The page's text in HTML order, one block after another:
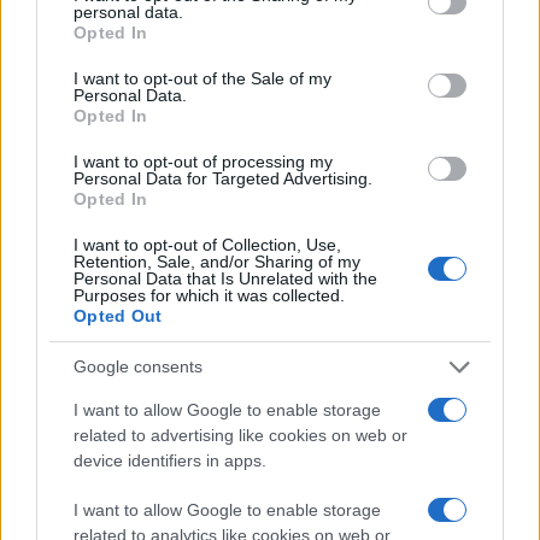
grant or deny consent to Google and its third-party tags to
use your data for below specified purposes in below Google
consent section.
personal data.
Opted In
I want to opt-out of the Sale of my
Personal Data.
Opted In
I want to opt-out of processing my
Personal Data for Targeted Advertising.
Opted In
I want to opt-out of Collection, Use,
Retention, Sale, and/or Sharing of my
Personal Data that Is Unrelated with the
Purposes for which it was collected.
Opted Out
Google consents
I want to allow Google to enable storage
related to advertising like cookies on web or
device identifiers in apps.
I want to allow Google to enable storage
related to analytics like cookies on web or
ΣΥΡΙΖΑ - Προοδευτική
Ν. Ανδρουλάκης: Ο
Πρωθυπουργός οφείλει
συμπεριληφθεί στα
συμπεράσματα του
Συμβουλίου ανάλογη
απόφαση καταδίκης
για την Τουρκία
Τουρκική
Εθνοσυνέλευση, που
κωδικοποιεί το παράνομο
δόγμα της «γαλάζιας
κυριαρχικά μας